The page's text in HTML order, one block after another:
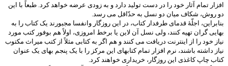
افزار تمام آثار خود را در دست تولید دارد و به زودی عرضه خواهد کرد. طبعاً با این
دو روش، شکاف میان دو نسل به حدّاقل می رسد.
بنابراین، اجلّۀ قدمای طرفدار کتاب، در این روزگار وانفسا مجبورند یک کتاب را به
بهایی گران تهیه کنند، ولی نسل آن لاین یا برخط امروزی، اولاً هم بوفور کتب مورد
نیاز خود را از اینترنت دریافت می کنند و هم اگر به کتابی مثلاً از کتب میراث مکتوب
نیاز داشته باشند، نرم افزار تمام کتابهای این مرکز را با یک پنجم بهای یک عنوان
کتاب چاپ کاغذی این روزگار، خریداری خواهند کرد.